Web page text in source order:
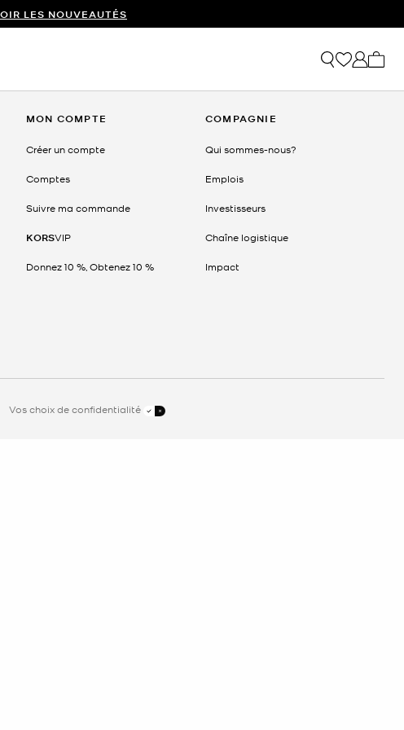
LES NOUVEAUTÉS
MON COMPTE
Créer un compte
Comptes
Suivre ma commande
KORSVIP
Donnez 10 %, Obtenez 10 %
COMPAGNIE
Qui sommes-nous?
Emplois
Investisseurs
Chaîne logistique
Impact
Vos choix de confidentialité